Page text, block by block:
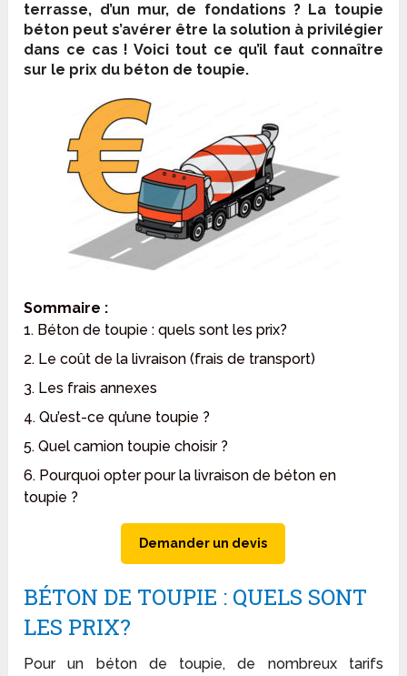
terrasse, d’un mur, de fondations ? La toupie
béton peut s’avérer être la solution à privilégier
dans ce cas ! Voici tout ce qu’il faut connaître
sur le prix du béton de toupie.
Sommaire :
1. Béton de toupie : quels sont les prix?
2. Le coût de la livraison (frais de transport)
3. Les frais annexes
4. Qu’est-ce qu’une toupie ?
5. Quel camion toupie choisir ?
6. Pourquoi opter pour la livraison de béton en
toupie ?
Demander un devis
BÉTON DE TOUPIE : QUELS SONT
LES PRIX?
Pour un béton de toupie, de nombreux tarifs